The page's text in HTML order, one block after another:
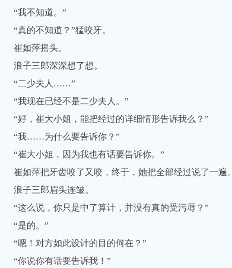
“我不知道。”
“真的不知道？”猛咬牙。
崔如萍摇头。
浪子三郎深深想了想。
“二少夫人……”
“我现在已经不是二少夫人。”
“好，崔大小姐，能把经过的详细情形告诉我么？”
“我……为什么要告诉你？”
“崔大小姐，因为我也有话要告诉你。”
崔如萍把牙齿咬了又咬，终于，她把全部经过说了一遍。
浪子三郎眉头连皱。
“这么说，你只是中了算计，并没有真的受污辱？”
“是的。”
“嗯！对方如此设计的目的何在？”
“你说你有话要告诉我！”